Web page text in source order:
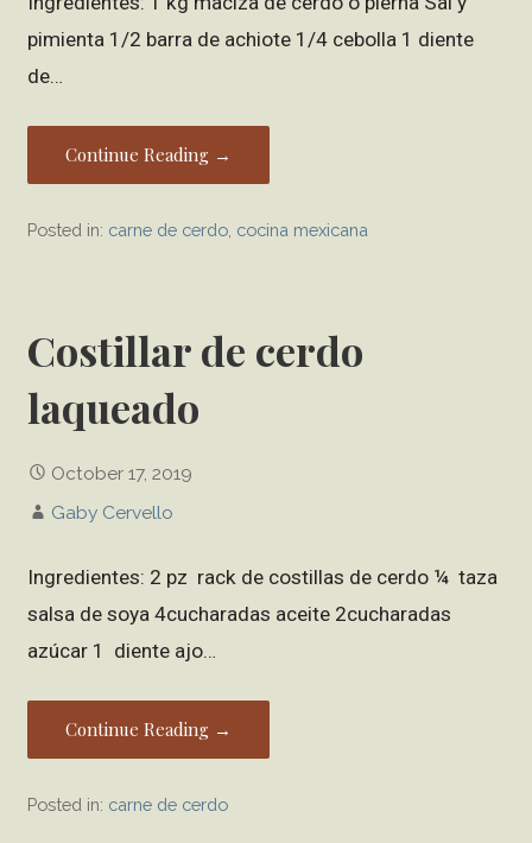
pimienta 1/2 barra de achiote 1/4 cebolla 1 diente
de…
Continue Reading →
Posted in: carne de cerdo cocina mexicana
Costillar de cerdo
laqueado
October 17, 2019
Gaby Cervello
Ingredientes: 2 pz rack de costillas de cerdo ¼ taza
salsa de soya 4cucharadas aceite 2cucharadas
azúcar 1 diente ajo…
Continue Reading →
Posted in: carne de cerdo